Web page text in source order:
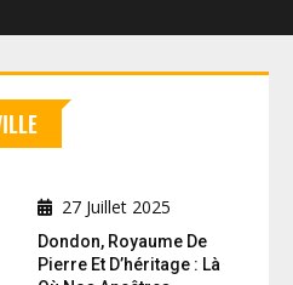
27 Juillet 2025
Dondon, Royaume De
Pierre Et D’héritage : Là